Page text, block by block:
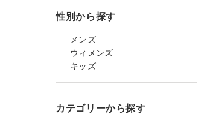
性別から探す
メンズ
ウィメンズ
キッズ
カテゴリーから探す